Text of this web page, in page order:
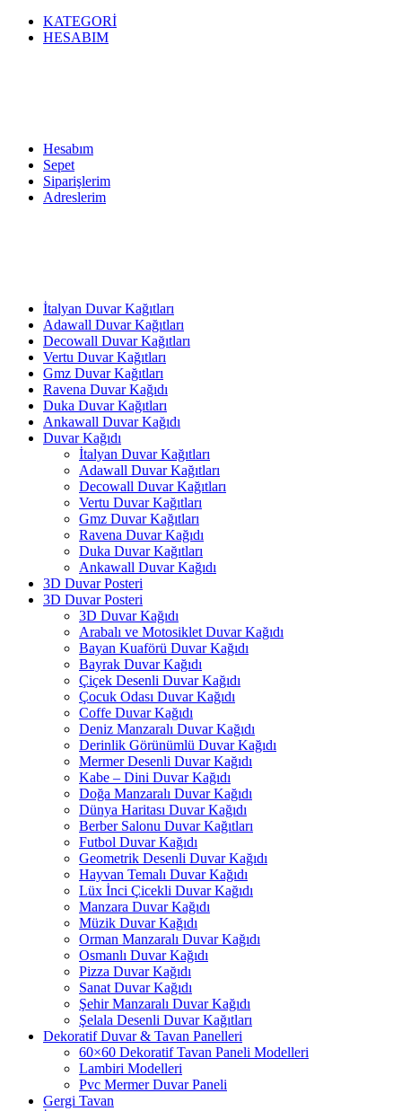
KATEGORİ
HESABIM
Hesabım
Sepet
Siparişlerim
Adreslerim
İtalyan Duvar Kağıtları
Adawall Duvar Kağıtları
Decowall Duvar Kağıtları
Vertu Duvar Kağıtları
Gmz Duvar Kağıtları
Ravena Duvar Kağıdı
Duka Duvar Kağıtları
Ankawall Duvar Kağıdı
Duvar Kağıdı
İtalyan Duvar Kağıtları
Adawall Duvar Kağıtları
Decowall Duvar Kağıtları
Vertu Duvar Kağıtları
Gmz Duvar Kağıtları
Ravena Duvar Kağıdı
Duka Duvar Kağıtları
Ankawall Duvar Kağıdı
3D Duvar Posteri
3D Duvar Posteri
3D Duvar Kağıdı
Arabalı ve Motosiklet Duvar Kağıdı
Bayan Kuaförü Duvar Kağıdı
Bayrak Duvar Kağıdı
Çiçek Desenli Duvar Kağıdı
Çocuk Odası Duvar Kağıdı
Coffe Duvar Kağıdı
Deniz Manzaralı Duvar Kağıdı
Derinlik Görünümlü Duvar Kağıdı
Mermer Desenli Duvar Kağıdı
Kabe – Dini Duvar Kağıdı
Doğa Manzaralı Duvar Kağıdı
Dünya Haritası Duvar Kağıdı
Berber Salonu Duvar Kağıtları
Futbol Duvar Kağıdı
Geometrik Desenli Duvar Kağıdı
Hayvan Temalı Duvar Kağıdı
Lüx İnci Çicekli Duvar Kağıdı
Manzara Duvar Kağıdı
Müzik Duvar Kağıdı
Orman Manzaralı Duvar Kağıdı
Osmanlı Duvar Kağıdı
Pizza Duvar Kağıdı
Sanat Duvar Kağıdı
Şehir Manzaralı Duvar Kağıdı
Şelala Desenli Duvar Kağıtları
Dekoratif Duvar & Tavan Panelleri
60×60 Dekoratif Tavan Paneli Modelleri
Lambiri Modelleri
Pvc Mermer Duvar Paneli
Gergi Tavan